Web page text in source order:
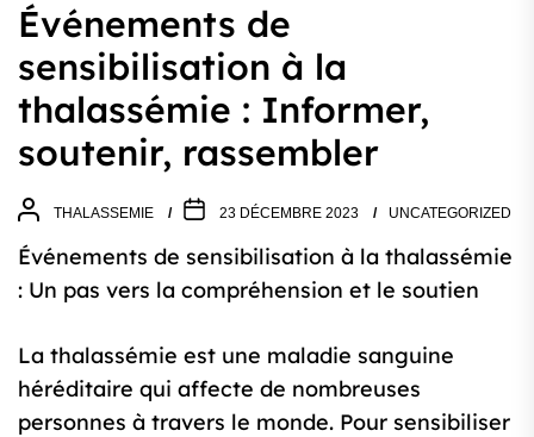
Événements de
sensibilisation à la
thalassémie : Informer,
soutenir, rassembler
THALASSEMIE 23 DÉCEMBRE 2023 UNCATEGORIZED
Événements de sensibilisation à la thalassémie
: Un pas vers la compréhension et le soutien
La thalassémie est une maladie sanguine
héréditaire qui affecte de nombreuses
personnes à travers le monde. Pour sensibiliser